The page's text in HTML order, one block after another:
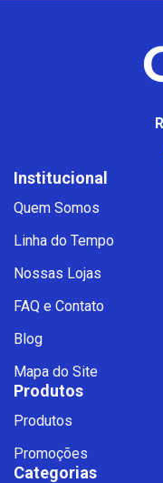
Institucional
Quem Somos
Linha do Tempo
Nossas Lojas
FAQ e Contato
Blog
Mapa do Site
Produtos
Produtos
Promoções
Categorias